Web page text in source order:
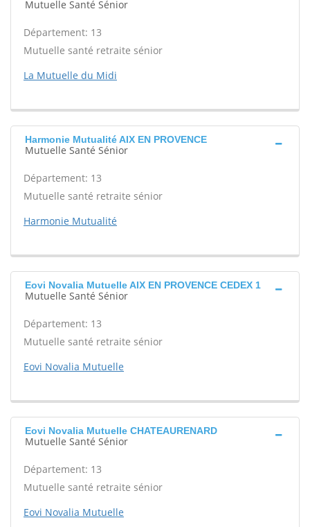
Mutuelle Santé Sénior
Département: 13
Mutuelle santé retraite sénior
La Mutuelle du Midi
Harmonie Mutualité AIX EN PROVENCE
Mutuelle Santé Sénior
Département: 13
Mutuelle santé retraite sénior
Harmonie Mutualité
Eovi Novalia Mutuelle AIX EN PROVENCE CEDEX 1
Mutuelle Santé Sénior
Département: 13
Mutuelle santé retraite sénior
Eovi Novalia Mutuelle
Eovi Novalia Mutuelle CHATEAURENARD
Mutuelle Santé Sénior
Département: 13
Mutuelle santé retraite sénior
Eovi Novalia Mutuelle